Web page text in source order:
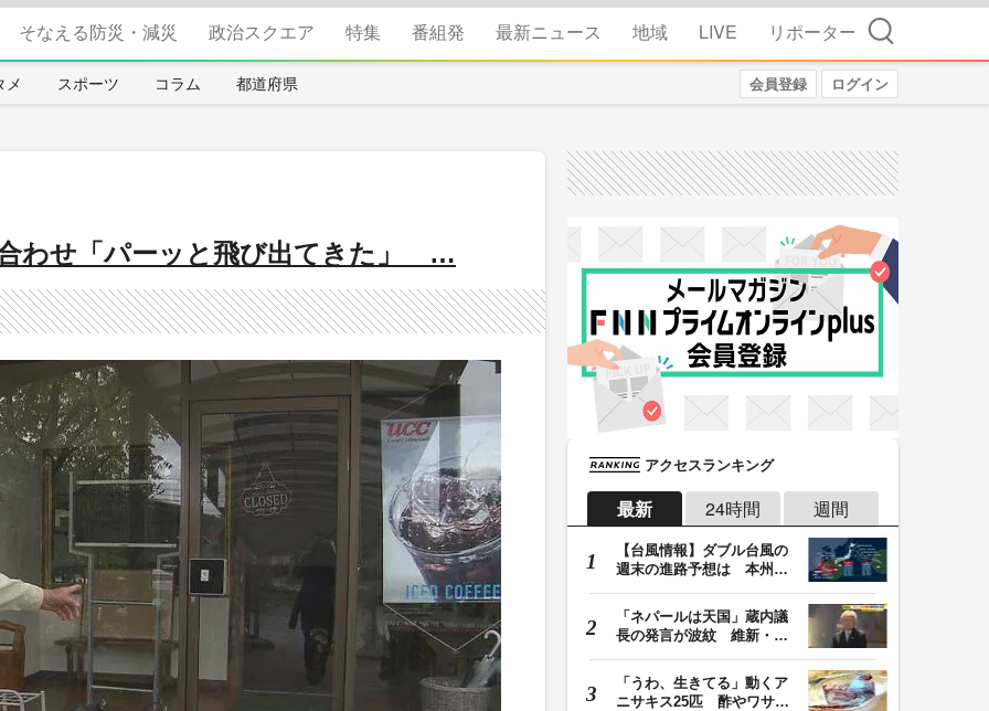
そなえる防災・減災 政治スクエア 特集 番組発 最新ニュース 地域 LIVE リポーター 検索
メ スポーツ コラム 都道府県 会員登録 ログイン
わせ「パーッと飛び出てきた」 …
アクセスランキング
最新 24時間 週間
【台風情報】ダブル台風の
週末の進路予想は 本州は
「ネパールは天国」蔵内議
長の発言が波紋 維新・吉
「うわ、生きてる」動くア
ニサキス25匹 酢やワサビ